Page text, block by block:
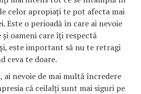
celor apropiați te pot afecta mai
Este o perioadă în care ai nevoie
oameni care îți respectă
este important să nu te retragi
ceva te doare.
nevoie de mai multă încredere
că ceilalți sunt mai siguri pe